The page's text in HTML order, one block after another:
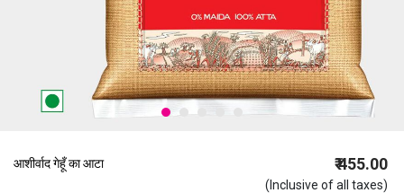
आशीर्वाद गेहूँ का आटा ₹ 455.00
(Inclusive of all taxes)